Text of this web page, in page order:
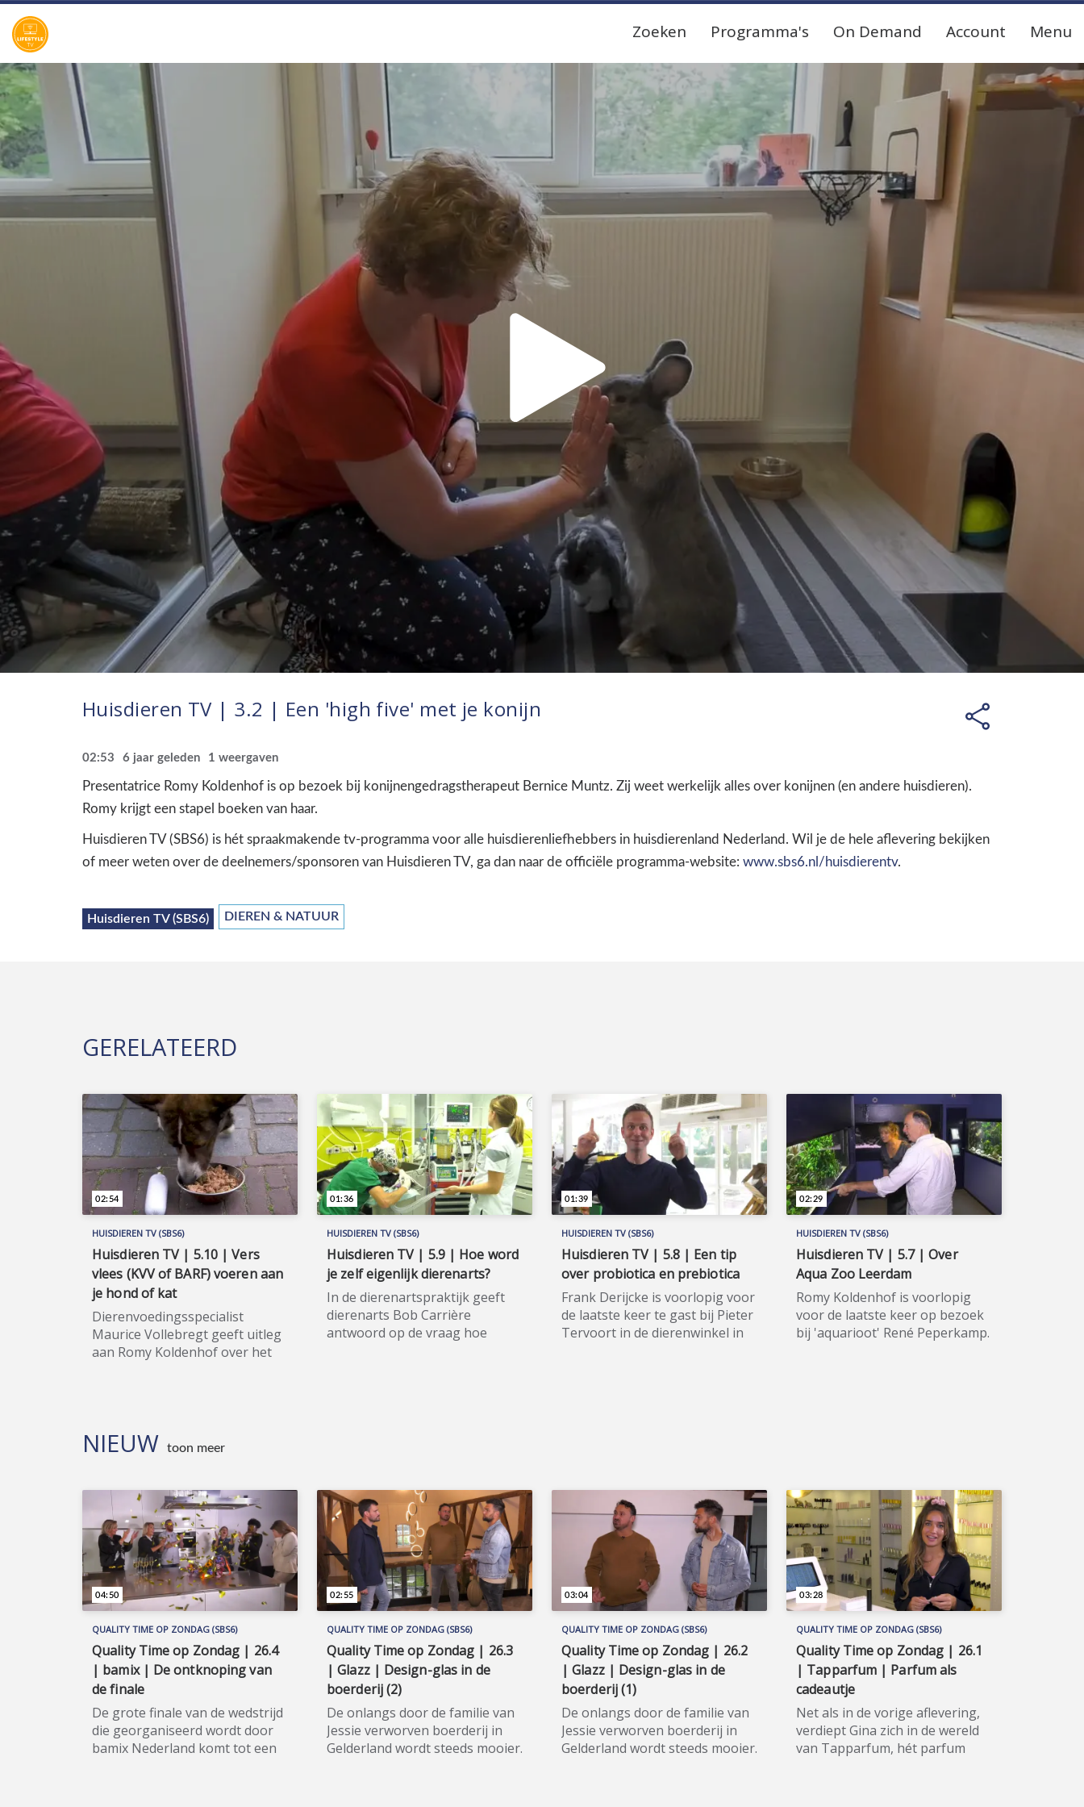
Zoeken Programma's On Demand Account Menu
Huisdieren TV | 3.2 | Een 'high five' met je konijn
02:53 6 jaar geleden 1 weergaven
Presentatrice Romy Koldenhof is op bezoek bij konijnengedragstherapeut Bernice Muntz. Zij weet werkelijk alles over konijnen (en andere huisdieren).
Romy krijgt een stapel boeken van haar.
Huisdieren TV (SBS6) is hét spraakmakende tv-programma voor alle huisdierenliefhebbers in huisdierenland Nederland. Wil je de hele aflevering bekijken
of meer weten over de deelnemers/sponsoren van Huisdieren TV, ga dan naar de officiële programma-website: www.sbs6.nl/huisdierentv.
Huisdieren TV (SBS6) DIEREN & NATUUR
GERELATEERD
HUISDIEREN TV (SBS6)
Huisdieren TV | 5.10 | Vers
vlees (KVV of BARF) voeren aan
je hond of kat
Dierenvoedingsspecialist
Maurice Vollebregt geeft uitleg
aan Romy Koldenhof over het
TV (SBS6) is hét spraakmakende
huisdierenland Nederland. Wil je
de hele aflevering bekijken of
meer weten over de
deelnemers/sponsoren van
Huisdieren TV, ga dan naar de
officiële programma-website:
www.sbs6.nl/huisdierentv.
02:54
HUISDIEREN TV (SBS6)
Huisdieren TV | 5.9 | Hoe word
je zelf eigenlijk dierenarts?
In de dierenartspraktijk geeft
dierenarts Bob Carrière
antwoord op de vraag hoe
in huisdierenland Nederland. Wil
je de hele aflevering bekijken of
meer weten over de
deelnemers/sponsoren van
Huisdieren TV, ga dan naar de
officiële programma-website:
www.sbs6.nl/huisdierentv.
01:36
HUISDIEREN TV (SBS6)
Huisdieren TV | 5.8 | Een tip
over probiotica en prebiotica
Frank Derijcke is voorlopig voor
de laatste keer te gast bij Pieter
Tervoort in de dierenwinkel in
de hele aflevering bekijken of
meer weten over de
deelnemers/sponsoren van
Huisdieren TV, ga dan naar de
officiële programma-website:
www.sbs6.nl/huisdierentv.
01:39
HUISDIEREN TV (SBS6)
Huisdieren TV | 5.7 | Over
Aqua Zoo Leerdam
Romy Koldenhof is voorlopig
voor de laatste keer op bezoek
bij 'aquarioot' René Peperkamp.
de hele aflevering bekijken of
meer weten over de
deelnemers/sponsoren van
Huisdieren TV, ga dan naar de
officiële programma-website:
www.sbs6.nl/huisdierentv.
02:29
NIEUW toon meer
QUALITY TIME OP ZONDAG (SBS6)
Quality Time op Zondag | 26.4
| bamix | De ontknoping van
de finale
De grote finale van de wedstrijd
die georganiseerd wordt door
bamix Nederland komt tot een
04:50
QUALITY TIME OP ZONDAG (SBS6)
Quality Time op Zondag | 26.3
| Glazz | Design-glas in de
boerderij (2)
De onlangs door de familie van
Jessie verworven boerderij in
Gelderland wordt steeds mooier.
02:55
QUALITY TIME OP ZONDAG (SBS6)
Quality Time op Zondag | 26.2
| Glazz | Design-glas in de
boerderij (1)
De onlangs door de familie van
Jessie verworven boerderij in
Gelderland wordt steeds mooier.
03:04
QUALITY TIME OP ZONDAG (SBS6)
Quality Time op Zondag | 26.1
| Tapparfum | Parfum als
cadeautje
Net als in de vorige aflevering,
verdiept Gina zich in de wereld
van Tapparfum, hét parfum
03:28
Zondag is een nieuw, eigentijds
lifestyle-programma, waarin
wekelijks een breed spectrum aan
welzijns- en welvaartsthema’s de
revue passeert. Denk hierbij onder
andere aan items over beauty,
gezin, gezondheid en wonen. De
presentatie van dit veelzijdige tv-
programma op zondagmiddag is
onder meer in handen van de nog
altijd populaire oud-Utopianen
Beau Nellissen, Romy Koldenhof en
Cemal Hazebroek. Wil je de hele
aflevering bekijken of meer weten
over de deelnemers/sponsoren van
Quality Time op Zondag, ga dan
naar de officiële programma-
www.sbs6.nl/qualitytimeopzondag.